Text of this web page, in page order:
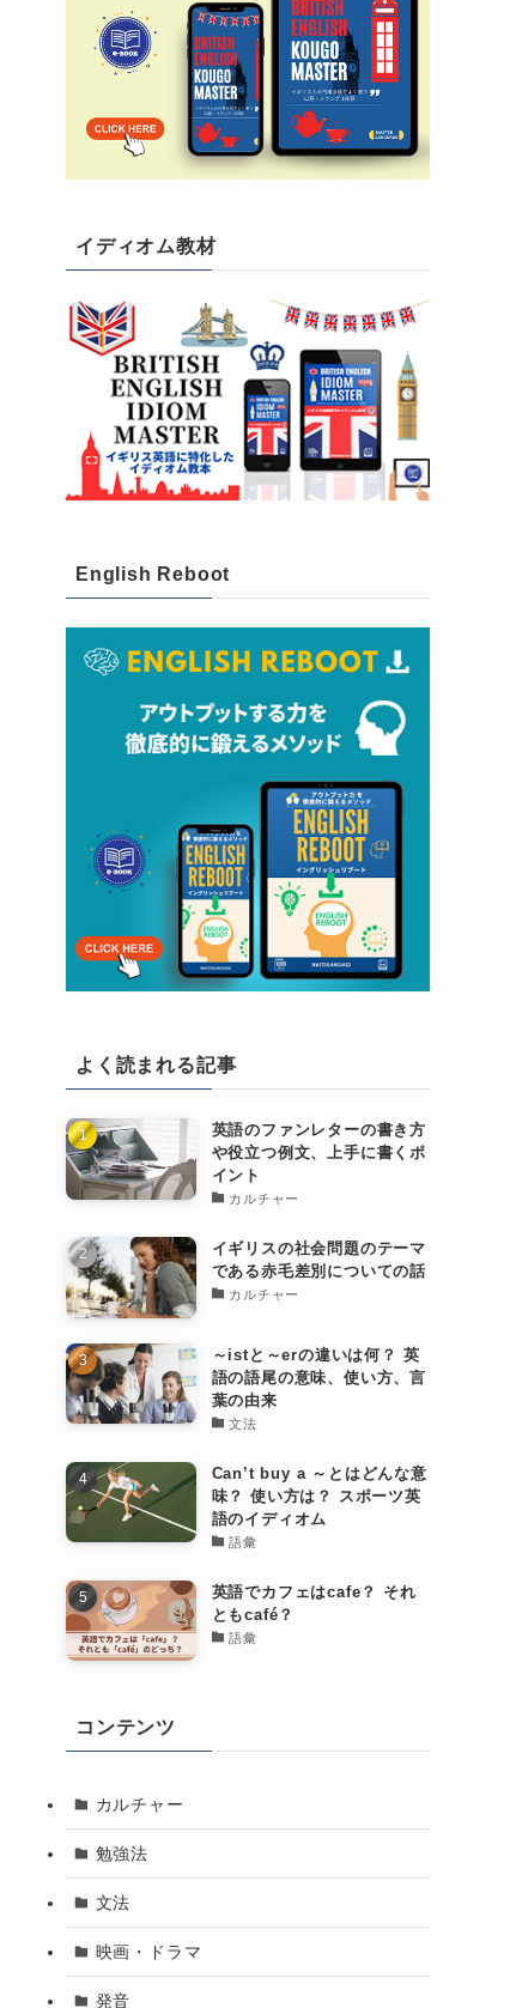
イディオム教材
English Reboot
よく読まれる記事
英語のファンレターの書き方
や役立つ例文、上手に書くポ
イント
カルチャー
イギリスの社会問題のテーマ
である赤毛差別についての話
カルチャー
～istと～erの違いは何？ 英
語の語尾の意味、使い方、言
葉の由来
文法
Can’t buy a ～とはどんな意
味？ 使い方は？ スポーツ英
語のイディオム
語彙
英語でカフェはcafe？ それ
ともcafé？
語彙
コンテンツ
カルチャー
勉強法
文法
映画・ドラマ
発音